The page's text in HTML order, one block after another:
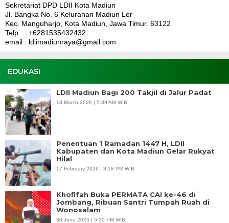
Sekretariat DPD LDII Kota Madiun
Jl. Bangka No. 6 Kelurahan Madiun Lor
Kec. Manguharjo, Kota Madiun, Jawa Timur. 63122
Telp : +6281535432432
email : ldiimadiunraya@gmail.com
EDUKASI
LDII Madiun Bagi 200 Takjil di Jalur Padat
18 March 2026 | 5:39 AM WIB
Penentuan 1 Ramadan 1447 H, LDII
Kabupaten dan Kota Madiun Gelar Rukyat
Hilal
17 February 2026 | 8:18 PM WIB
Khofifah Buka PERMATA CAI ke-46 di
Jombang, Ribuan Santri Tumpah Ruah di
Wonosalam
30 June 2025 | 5:30 PM WIB